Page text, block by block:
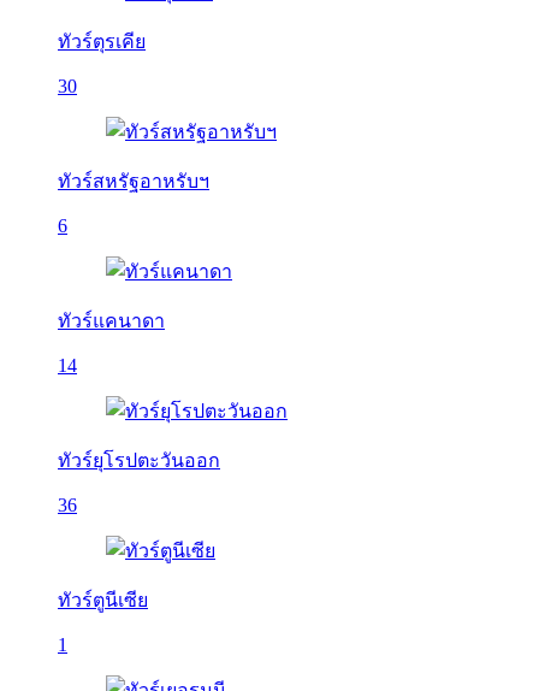
ทัวร์ตุรเคีย
30
ทัวร์สหรัฐอาหรับฯ
6
ทัวร์แคนาดา
14
ทัวร์ยุโรปตะวันออก
36
ทัวร์ตูนีเซีย
1